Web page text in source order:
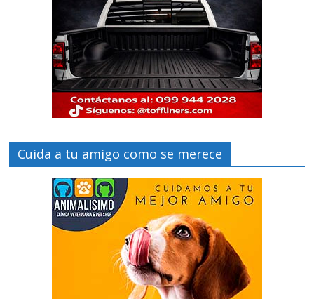
Cuida a tu amigo como se merece